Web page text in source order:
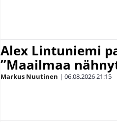
Alex Lintuniemi
”Maailmaa
Markus Nuutinen | 06.08.202621:15